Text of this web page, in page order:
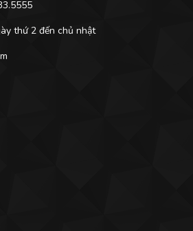
thứ 2 đến chủ nhật